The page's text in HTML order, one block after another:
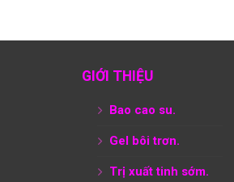
GIỚI THIỆU
Bao cao su.
Gel bôi trơn.
Trị xuất tinh sớm.